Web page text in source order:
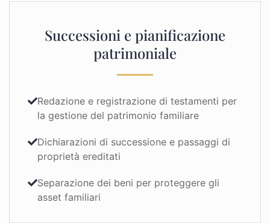
Successioni e pianificazione
patrimoniale
Redazione e registrazione di testamenti per
la gestione del patrimonio familiare
Dichiarazioni di successione e passaggi di
proprietà ereditati
Separazione dei beni per proteggere gli
asset familiari